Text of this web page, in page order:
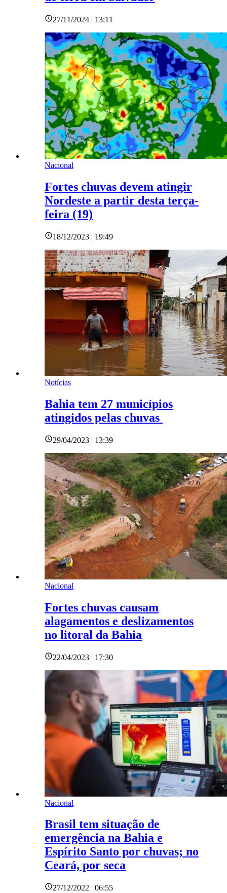
27/11/2024 | 13:11
Nacional
Fortes chuvas devem atingir
Nordeste a partir desta terça-
feira (19)
18/12/2023 | 19:49
Notícias
Bahia tem 27 municípios
atingidos pelas chuvas
29/04/2023 | 13:39
Nacional
Fortes chuvas causam
alagamentos e deslizamentos
no litoral da Bahia
22/04/2023 | 17:30
Nacional
Brasil tem situação de
emergência na Bahia e
Espírito Santo por chuvas; no
Ceará, por seca
27/12/2022 | 06:55